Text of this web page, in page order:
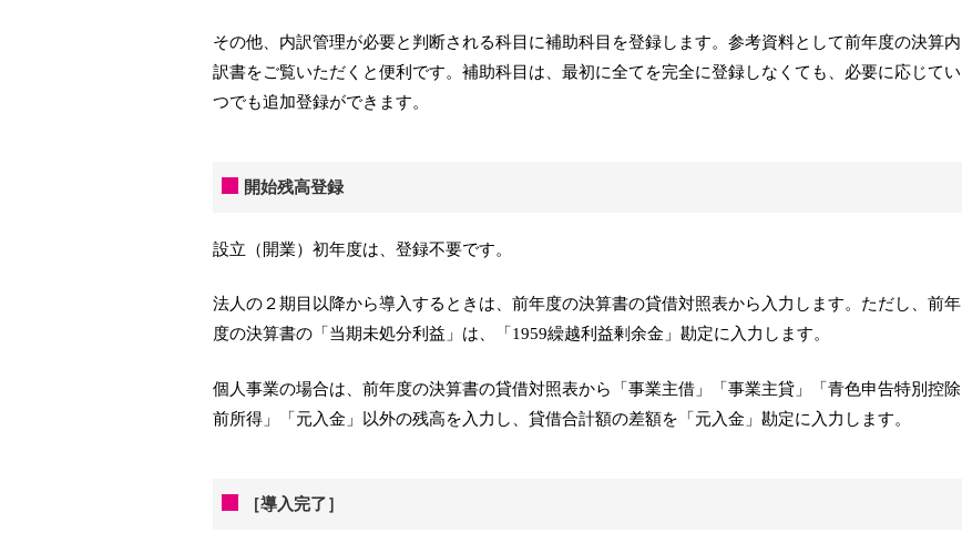
その他、内訳管理が必要と判断される科目に補助科目を登録します。参考資料として前年度の決算内
訳書をご覧いただくと便利です。補助科目は、最初に全てを完全に登録しなくても、必要に応じてい
つでも追加登録ができます。
開始残高登録
設立（開業）初年度は、登録不要です。
法人の２期目以降から導入するときは、前年度の決算書の貸借対照表から入力します。ただし、前年
度の決算書の「当期未処分利益」は、「1959繰越利益剰余金」勘定に入力します。
個人事業の場合は、前年度の決算書の貸借対照表から「事業主借」「事業主貸」「青色申告特別控除
前所得」「元入金」以外の残高を入力し、貸借合計額の差額を「元入金」勘定に入力します。
［導入完了］